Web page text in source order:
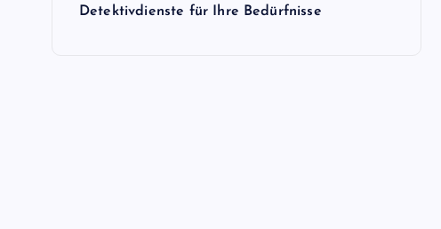
Detektivdienste für Ihre Bedürfnisse